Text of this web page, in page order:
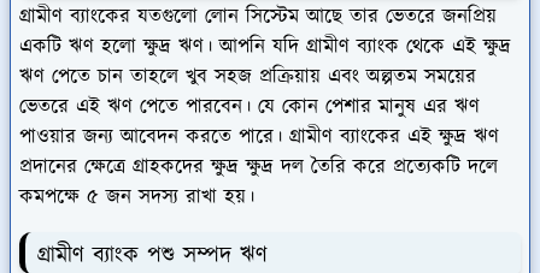
গ্রামীণ ব্যাংকের যতগুলো লোন সিস্টেম আছে তার ভেতরে জনপ্রিয়
একটি ঋণ হলো ক্ষুদ্র ঋণ। আপনি যদি গ্রামীণ ব্যাংক থেকে এই ক্ষুদ্র
ঋণ পেতে চান তাহলে খুব সহজ প্রক্রিয়ায় এবং অল্পতম সময়ের
ভেতরে এই ঋণ পেতে পারবেন। যে কোন পেশার মানুষ এর ঋণ
পাওয়ার জন্য আবেদন করতে পারে। গ্রামীণ ব্যাংকের এই ক্ষুদ্র ঋণ
প্রদানের ক্ষেত্রে গ্রাহকদের ক্ষুদ্র ক্ষুদ্র দল তৈরি করে প্রত্যেকটি দলে
কমপক্ষে ৫ জন সদস্য রাখা হয়।
গ্রামীণ ব্যাংক পশু সম্পদ ঋণ